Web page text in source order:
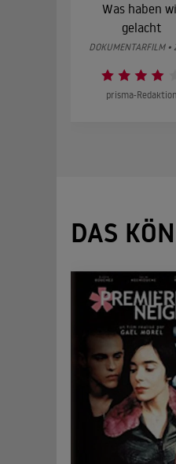
Was haben
gelacht
DOKUMENTARFILM •
prisma-Redaktion
DAS